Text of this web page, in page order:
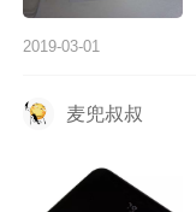
2019-03-01
麦兜叔叔